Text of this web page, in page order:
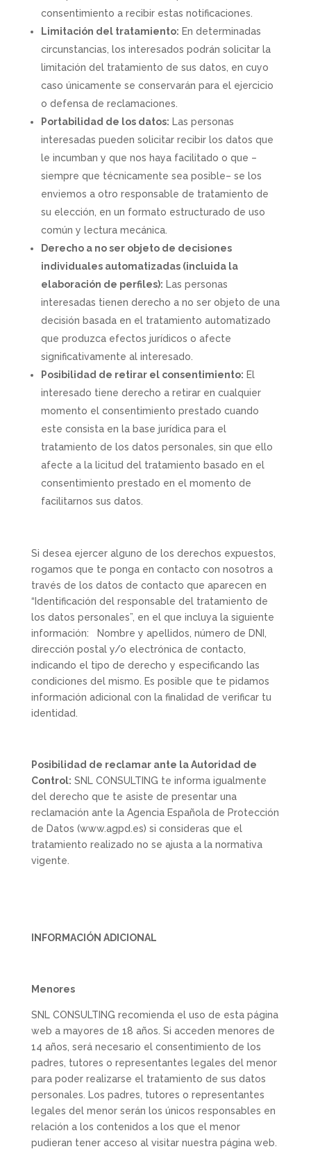
consentimiento a recibir estas notificaciones.
Limitación del tratamiento: En determinadas
circunstancias, los interesados podrán solicitar la
limitación del tratamiento de sus datos, en cuyo
caso únicamente se conservarán para el ejercicio
o defensa de reclamaciones.
Portabilidad de los datos: Las personas
interesadas pueden solicitar recibir los datos que
le incumban y que nos haya facilitado o que –
siempre que técnicamente sea posible– se los
enviemos a otro responsable de tratamiento de
su elección, en un formato estructurado de uso
común y lectura mecánica.
Derecho a no ser objeto de decisiones
individuales automatizadas (incluida la
elaboración de perfiles): Las personas
interesadas tienen derecho a no ser objeto de una
decisión basada en el tratamiento automatizado
que produzca efectos jurídicos o afecte
significativamente al interesado.
Posibilidad de retirar el consentimiento: El
interesado tiene derecho a retirar en cualquier
momento el consentimiento prestado cuando
este consista en la base jurídica para el
tratamiento de los datos personales, sin que ello
afecte a la licitud del tratamiento basado en el
consentimiento prestado en el momento de
facilitarnos sus datos.
Si desea ejercer alguno de los derechos expuestos,
rogamos que te ponga en contacto con nosotros a
través de los datos de contacto que aparecen en
“Identificación del responsable del tratamiento de
los datos personales”, en el que incluya la siguiente
información: Nombre y apellidos, número de DNI,
dirección postal y/o electrónica de contacto,
indicando el tipo de derecho y especificando las
condiciones del mismo. Es posible que te pidamos
información adicional con la finalidad de verificar tu
identidad.
Posibilidad de reclamar ante la Autoridad de
Control: SNL CONSULTING te informa igualmente
del derecho que te asiste de presentar una
reclamación ante la Agencia Española de Protección
de Datos (www.agpd.es) si consideras que el
tratamiento realizado no se ajusta a la normativa
vigente.
INFORMACIÓN ADICIONAL
Menores
SNL CONSULTING recomienda el uso de esta página
web a mayores de 18 años. Si acceden menores de
14 años, será necesario el consentimiento de los
padres, tutores o representantes legales del menor
para poder realizarse el tratamiento de sus datos
personales. Los padres, tutores o representantes
legales del menor serán los únicos responsables en
relación a los contenidos a los que el menor
pudieran tener acceso al visitar nuestra página web.